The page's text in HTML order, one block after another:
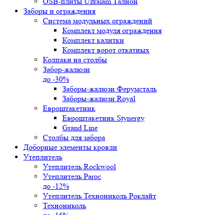
Заборы и ограждения
Система модульных ограждений
Комплект модуля ограждения
Комплект калитки
Комплект ворот откатных
Колпаки на столбы
Забор-жалюзи
до -30%
Заборы-жалюзи Ферумсталь
Заборы-жалюзи Royal
Евроштакетник
Евроштакетник Stynergy
Grand Line
Столбы для забора
Доборные элементы кровли
Утеплитель
Утеплитель Rockwool
Утеплитель Paroc
до -12%
Утеплитель Технониколь Роклайт
Технониколь